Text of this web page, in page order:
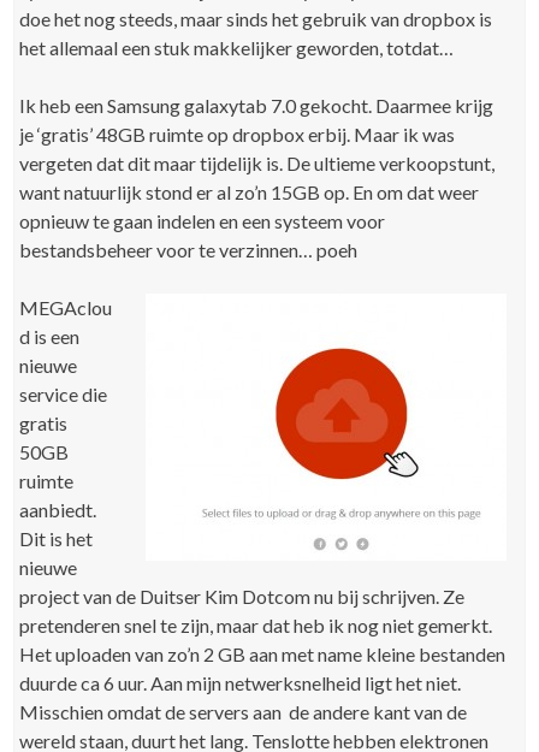
doe het nog steeds, maar sinds het gebruik van dropbox is
het allemaal een stuk makkelijker geworden, totdat…
Ik heb een Samsung galaxytab 7.0 gekocht. Daarmee krijg
je ‘gratis’ 48GB ruimte op dropbox erbij. Maar ik was
vergeten dat dit maar tijdelijk is. De ultieme verkoopstunt,
want natuurlijk stond er al zo’n 15GB op. En om dat weer
opnieuw te gaan indelen en een systeem voor
bestandsbeheer voor te verzinnen… poeh
MEGAclou
d is een
nieuwe
service die
gratis
50GB
ruimte
aanbiedt.
Dit is het
nieuwe
project van de Duitser Kim Dotcom nu bij schrijven. Ze
pretenderen snel te zijn, maar dat heb ik nog niet gemerkt.
Het uploaden van zo’n 2 GB aan met name kleine bestanden
duurde ca 6 uur. Aan mijn netwerksnelheid ligt het niet.
Misschien omdat de servers aan de andere kant van de
wereld staan, duurt het lang. Tenslotte hebben elektronen